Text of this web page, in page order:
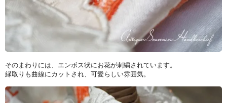
そのまわりには、エンボス状にお花が刺繍されています。
縁取りも曲線にカットされ、可愛らしい雰囲気。